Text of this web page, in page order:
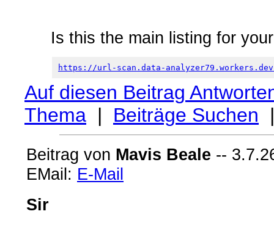
Is this the main listing for
https://url-scan.data-
Auf diesen Beitrag
Thema | Beiträge Suchen
Beitrag von Mavis Beale --
EMail: E-Mail
Sir